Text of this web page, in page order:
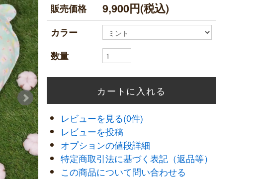
販売価格
9,900円(税込)
カラー
数量
レビューを見る(0件)
レビューを投稿
オプションの値段詳細
特定商取引法に基づく表記（返品等）
この商品について問い合わせる